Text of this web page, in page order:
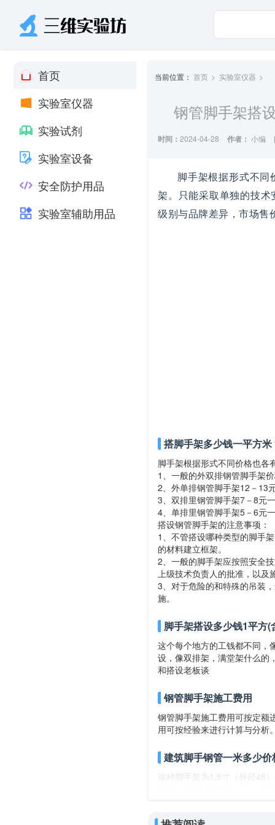
首页
实验室仪器
实验试剂
实验室设备
安全防护用品
实验室辅助用品
当前位置： 首页 实验室仪器
钢管脚手架搭
时间： 2024-04-28 作者： 小编
脚手架根据形式不
架。只能采取单独的技
级别与品牌差异，市场售
搭脚手架多少钱一平方米
脚手架根据形式不同价格也各
1、一般的外双排钢管脚手架
2、外单排钢管脚手架12－13
3、双排里钢管脚手架7－8元
4、单排里钢管脚手架5－6元
搭设钢管脚手架的注意事项：
1、不管搭设哪种类型的脚手
的材料建立框架。
2、一般的脚手架应按照安全
上级技术负责人的批准，以及
3、对于危险的和特殊的吊装
施。
脚手架搭设多少钱1平方(
这个每个地方的工钱都不同，
设，像双排架，满堂架什么的
和搭设老板谈
钢管脚手架施工费用
钢管脚手架施工费用可按定额
用可按经验来进行计算与分析
建筑脚手钢管一米多少价
这种脚手架为1.5寸（外径48